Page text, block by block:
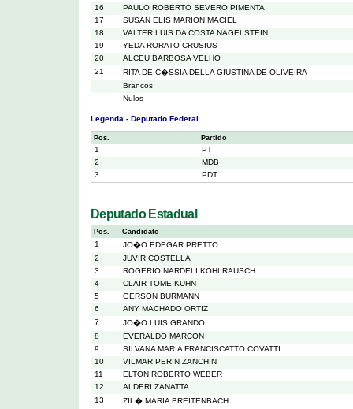
16
PAULO ROBERTO SEVERO PIMENTA
17
SUSAN ELIS MARION MACIEL
18
VALTER LUIS DA COSTA NAGELSTEIN
19
YEDA RORATO CRUSIUS
20
ALCEU BARBOSA VELHO
21
RITA DE C�SSIA DELLA GIUSTINA DE OLIVEIRA
Brancos
Nulos
Legenda - Deputado Federal
Pos. Partido
1
PT
2
MDB
3
PDT
Deputado Estadual
Pos. Candidato
1
JO�O EDEGAR PRETTO
2
JUVIR COSTELLA
3
ROGERIO NARDELI KOHLRAUSCH
4
CLAIR TOME KUHN
5
GERSON BURMANN
6
ANY MACHADO ORTIZ
7
JO�O LUIS GRANDO
8
EVERALDO MARCON
9
SILVANA MARIA FRANCISCATTO COVATTI
10
VILMAR PERIN ZANCHIN
11
ELTON ROBERTO WEBER
12
ALDERI ZANATTA
13
ZIL� MARIA BREITENBACH